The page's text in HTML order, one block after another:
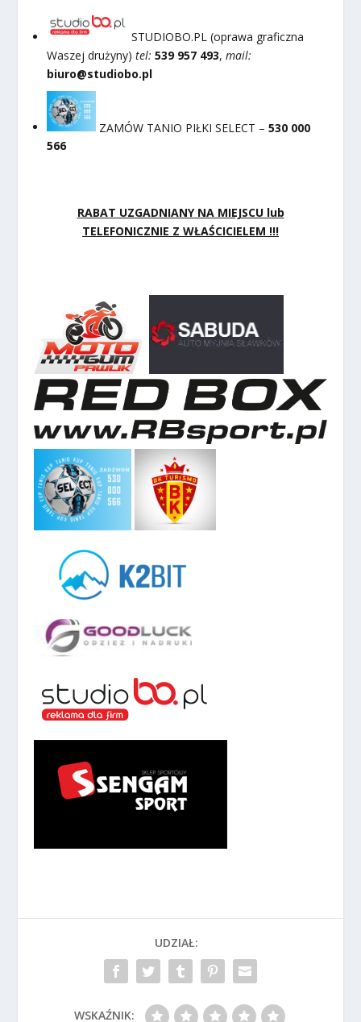
STUDIOBO.PL (oprawa graficzna
Waszej drużyny)tel: 539 957 493,mail:
biuro@studiobo.pl
ZAMÓW TANIO PIŁKI SELECT –530 000
566
RABAT UZGADNIANY NA MIEJSCU lub
TELEFONICZNIE Z WŁAŚCICIELEM !!!
UDZIAŁ:
WSKAŹNIK: